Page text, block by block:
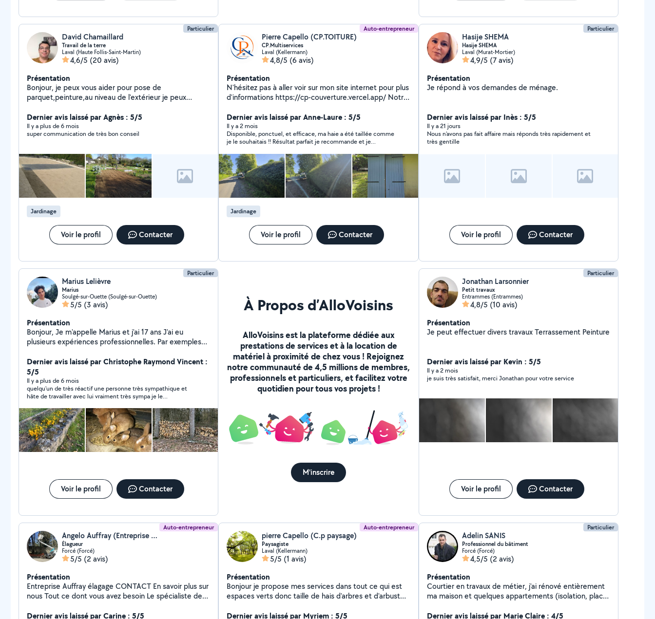
Particulier
David Chamaillard
Travail de la terre
Laval (Haute Follis-Saint-Martin)
4,6/5 (20 avis)
Présentation
Bonjour, je peux vous aider pour pose de
parquet,peinture,au niveau de l'extérieur je peux
vous louer, Karcher, débroussailleuse, souffleur, taille
haie, rouleau et autres outils de jardinage.
Cordialement. ATTENTION, JE Ne Peux Répondre Que
que j' ai dépassé mon quota... Désolé.
Dernier avis laissé par Agnès : 5/5
Il y a plus de 6 mois
super communication de très bon conseil
Jardinage
Voir le profil Contacter
Auto-entrepreneur
Pierre Capello (CP.TOITURE)
CP.Multiservices
Laval (Kellermann)
4,8/5 (6 avis)
Présentation
N'hésitez pas à aller voir sur mon site internet pour plus
d'informations https://cp-couverture.vercel.app/ Notre
et efficaces pour simplifier le quotidien et répondre
aux besoins ponctuels ou réguliers de nos clients.
Polyvalents et réactifs, nous intervenons dans
différents domaines tels que l'entretien et la
maintenance, les petits travaux, l'aide logistique, le
nettoyage, l'accompagnement administratif, les
services d'assistance ou encore diverses prestations
sur mesure selon les demandes spécifiques. Notre
engagement repose sur la qualité du service, le
respect des délais et une relation de confiance durable
avec nos clients. Nous mettons un point d'honneur à
offrir un accompagnement personnalisé, une grande
flexibilité d'intervention et des solutions adaptées à
chaque situation. Grâce à notre sens du service, notre
pour objectif de devenir un partenaire.
Dernier avis laissé par Anne-Laure : 5/5
Il y a 2 mois
Disponible, ponctuel, et efficace, ma haie a été taillée comme
je le souhaitais !! Résultat parfait je recommande et je
Jardinage
Voir le profil Contacter
Particulier
Hasije SHEMA
Hasije SHEMA
Laval (Murat-Mortier)
4,9/5 (7 avis)
Présentation
Je répond à vos demandes de ménage.
Dernier avis laissé par Inès : 5/5
Il y a 21 jours
Nous n’avons pas fait affaire mais réponds très rapidement et
très gentille
Voir le profil Contacter
Particulier
Marius Lelièvre
Marius
Soulgé-sur-Ouette (Soulgé-sur-Ouette)
5/5 (3 avis)
Présentation
Bonjour, Je m'appelle Marius et j'ai 17 ans J'ai eu
plusieurs expériences professionnelles. Par exemples
l'été dernier. J'effectue régulièrement des travaux Allo
voisins, je suis courageux et volontaire pour tous types
de demandes. Le travail qui me sera demandé sera
toujours fait correctement et dans les temps. J'ai les
compétences pour tous types de travail, comme par
exemple, rangé du bois de chauffage, Ménage
intérieur, Désherber un parterre de fleur, Entretenir une
pelouse, Démonter une couverture et une charpente,
Ou encore garder votre animal de compagnie, Je vous
remercie par avance de votre confiance N'hésitez pas
Dernier avis laissé par Christophe Raymond Vincent :
5/5
Il y a plus de 6 mois
quelqu'un de très réactif une personne très sympathique et
hâte de travailler avec lui vraiment très sympa je le
Voir le profil Contacter
À Propos d’AlloVoisins
AlloVoisins est la plateforme dédiée aux
prestations de services et à la location de
matériel à proximité de chez vous ! Rejoignez
notre communauté de 4,5 millions de membres,
professionnels et particuliers, et facilitez votre
quotidien pour tous vos projets !
M'inscrire
Particulier
Jonathan Larsonnier
Petit travaux
Entrammes (Entrammes)
4,8/5 (10 avis)
Présentation
Je peut effectuer divers travaux Terrassement Peinture
Dernier avis laissé par Kevin : 5/5
Il y a 2 mois
je suis très satisfait, merci Jonathan pour votre service
Voir le profil Contacter
Auto-entrepreneur
Angelo Auffray (Entreprise Auffray)
Élagueur
Forcé (Forcé)
5/5 (2 avis)
Présentation
Entreprise Auffray élagage CONTACT En savoir plus sur
nous Tout ce dont vous avez besoin Le spécialiste de
Berthevin en Mayenne, l'entreprise Auffray Élagage
Dernier avis laissé par Carine : 5/5
Auto-entrepreneur
pierre Capello (C.p paysage)
Paysagiste
Laval (Kellermann)
5/5 (1 avis)
Présentation
Bonjour je propose mes services dans tout ce qui est
espaces verts donc taille de hais d'arbres et d'arbustes
désherbage et aussi tout ce qui est entretien dans le
Dernier avis laissé par Myriem : 5/5
Particulier
Adelin SANIS
Professionnel du bâtiment
Forcé (Forcé)
4,5/5 (2 avis)
Présentation
Courtier en travaux de métier, j'ai rénové entièrement
ma maison et quelques appartements (isolation, placo,
salle de bain, cuisine, etc.). J'aime les travaux quels
Dernier avis laissé par Marie Claire : 4/5